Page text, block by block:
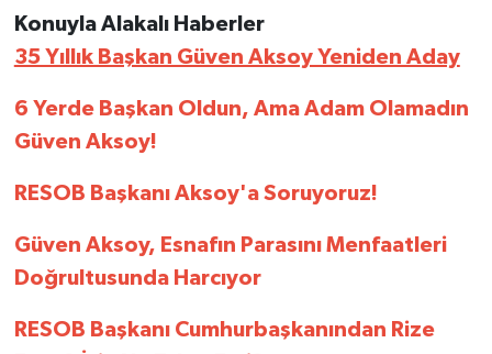
Konuyla Alakalı Haberler
35 Yıllık Başkan Güven Aksoy Yeniden Aday
6 Yerde Başkan Oldun, Ama Adam Olamadın
Güven Aksoy!
RESOB Başkanı Aksoy'a Soruyoruz!
Güven Aksoy, Esnafın Parasını Menfaatleri
Doğrultusunda Harcıyor
RESOB Başkanı Cumhurbaşkanından Rize